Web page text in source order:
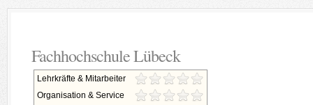
Fachhochschule Lübeck
Lehrkräfte & Mitarbeiter
Organisation & Service